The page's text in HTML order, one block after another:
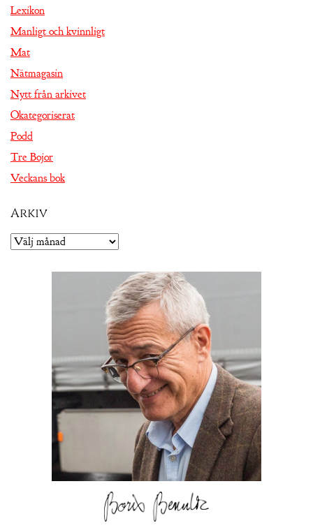
Lexikon
Manligt och kvinnligt
Mat
Nätmagasin
Nytt från arkivet
Okategoriserat
Podd
Tre Bojor
Veckans bok
Arkiv
Arkiv